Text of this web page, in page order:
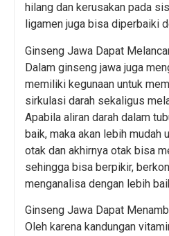
hilang dan kerusakan pada
ligamen juga bisa diperbaiki
Ginseng Jawa Dapat
Dalam ginseng jawa juga
memiliki kegunaan untuk
sirkulasi darah sekaligus
Apabila aliran darah dalam
baik, maka akan lebih mudah
otak dan akhirnya otak bisa
sehingga bisa berpikir,
menganalisa dengan lebih
Ginseng Jawa Dapat
Oleh karena kandungan